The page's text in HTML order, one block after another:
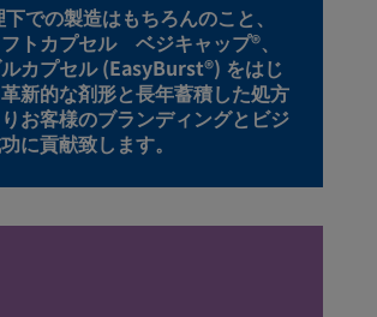
での製造はもちろんのこと、
トカプセル ベジキャップ®、
カプセル (EasyBurst®) をはじ
新的な剤形と長年蓄積した処方
お客様のブランディングとビジ
に貢献致します。